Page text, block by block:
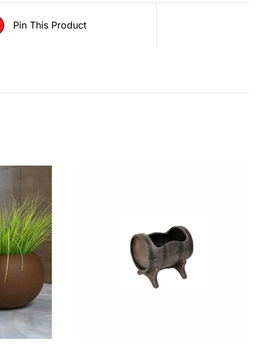
Pin This Product